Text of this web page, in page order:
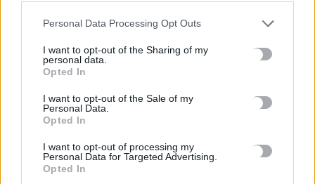
Personal Data Processing Opt Outs
I want to opt-out of the Sharing of my
personal data.
Opted In
I want to opt-out of the Sale of my
Personal Data.
Opted In
I want to opt-out of processing my
Personal Data for Targeted Advertising.
Opted In
διαφυγής – Νέες επενδύσεις 1 δισ. έως το 2028 για την
Ενέργεια
Στις φλόγες ξύλινο σπίτι στη Μεσαρά – Άμεση επέμβαση της
6 Αυγούστου, 2026